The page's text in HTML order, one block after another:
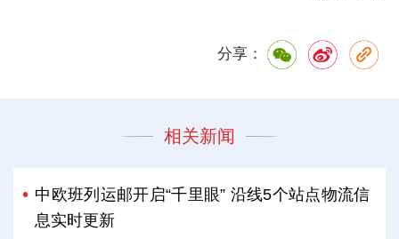
分享：
相关新闻
中欧班列运邮开启“千里眼” 沿线5个站点物流信
息实时更新